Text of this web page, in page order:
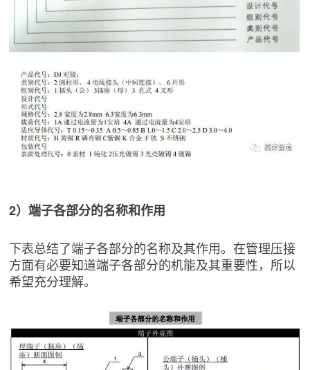
2）端子各部分的名称和作用
下表总结了端子各部分的名称及其作用。在管理压接
方面有必要知道端子各部分的机能及其重要性，所以
希望充分理解。